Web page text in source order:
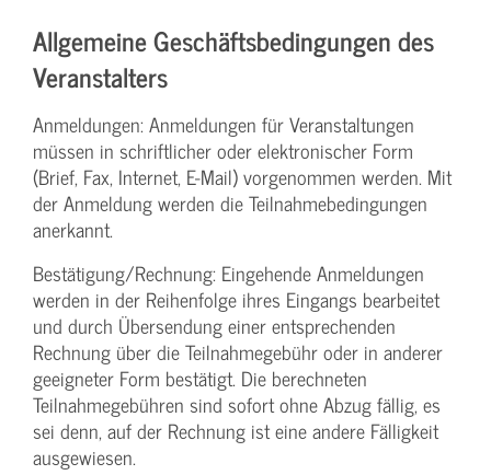
Allgemeine Geschäftsbedingungen des
Veranstalters
Anmeldungen: Anmeldungen für Veranstaltungen
müssen in schriftlicher oder elektronischer Form
(Brief, Fax, Internet, E-Mail) vorgenommen werden. Mit
der Anmeldung werden die Teilnahme­bedingungen
anerkannt.
Bestätigung­/Rechnung: Eingehende Anmeldungen
werden in der Reihenfolge ihres Eingangs bearbeitet
und durch Übersendung einer entsprechenden
Rechnung über die Teilnahmegebühr oder in anderer
geeigneter Form bestätigt. Die berechneten
Teilnahmegebühren sind sofort ohne Abzug fällig, es
sei denn, auf der Rechnung ist eine andere Fälligkeit
ausgewiesen.